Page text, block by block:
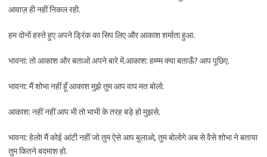
आवाज़ ही नहीं निकल रही.
हम दोनों हस्ते हुए अपने ड्रिंक का सिप लिए और आकाश शर्माता हुआ.
भावना: तो आकाश और बताओ अपने बारे में.आकाश: हम्म्म क्या बताऊँ? आप पूछिए.
भावना: मैं शोभा नहीं हूँ आकाश मुझे तुम आप वाप मत बोलो.
आकाश: नहीं नहीं आप भी तो भाभी के तरह बड़े हो मुझसे.
भावना: हेलो! मैं कोई आंटी नहीं जो तुम ऐसे आप बुलाओ, तुम बोलोगे अब से वैसे शोभा ने बताया
तुम कितने बदमाश हो.